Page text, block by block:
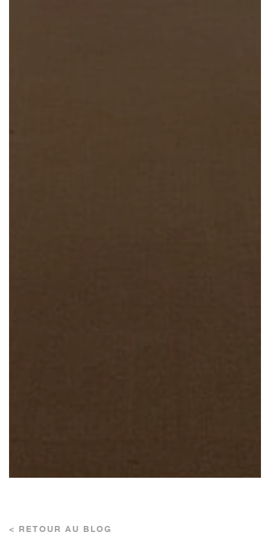
< RETOUR AU BLOG